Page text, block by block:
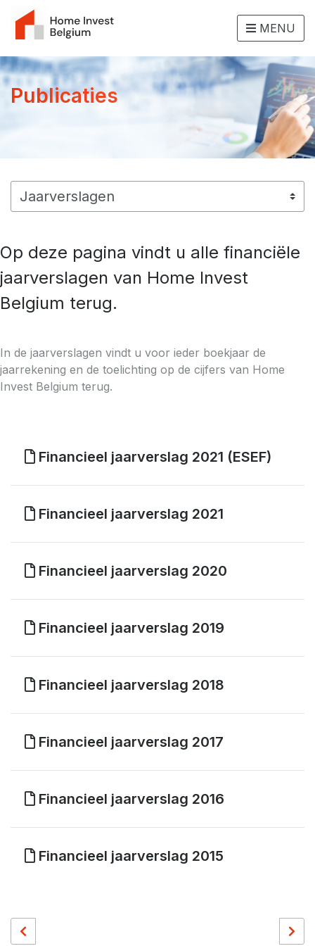
MENU
Publicaties
Op deze pagina vindt u alle financiële
jaarverslagen van Home Invest
Belgium terug.
In de jaarverslagen vindt u voor ieder boekjaar de
jaarrekening en de toelichting op de cijfers van Home
Invest Belgium terug.
Financieel jaarverslag 2021 (ESEF)
Financieel jaarverslag 2021
Financieel jaarverslag 2020
Financieel jaarverslag 2019
Financieel jaarverslag 2018
Financieel jaarverslag 2017
Financieel jaarverslag 2016
Financieel jaarverslag 2015